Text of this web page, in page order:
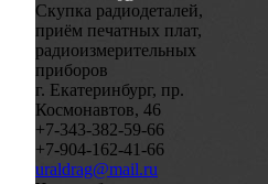
Скупка радиодеталей,
приём печатных плат,
радиоизмерительных
приборов
г. Екатеринбург, пр.
Космонавтов, 46
+7-343-382-59-66
+7-904-162-41-66
uraldrag@mail.ru